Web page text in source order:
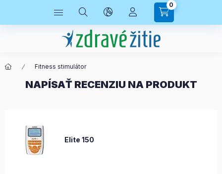
0
Fitness stimulátor
NAPÍSAŤ RECENZIU NA PRODUKT
Elite 150